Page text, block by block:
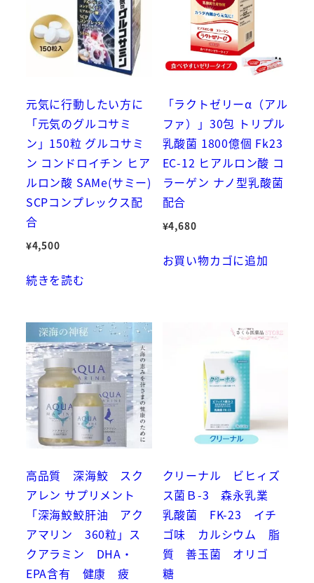
元気に行動したい方に
「元気のグルコサミ
ン」150粒 グルコサミ
ン コンドロイチン ヒア
ルロン酸 SAMe(サミー)
SCPコンプレックス配
合
¥4,500
続きを読む
「ラクトゼリーα（アル
ファ）」30包 トリプル
乳酸菌 1800億個 Fk23
EC-12 ヒアルロン酸 コ
ラーゲン ナノ型乳酸菌
配合
¥4,680
お買い物カゴに追加
高品質 深海鮫 スク
アレン サプリメント
「深海鮫鮫肝油 アク
アマリン 360粒」ス
クアラミン DHA・
EPA含有 健康 疲
クリーナル ビヒィズ
ス菌Ｂ-3 森永乳業
乳酸菌 FK-23 イチ
ゴ味 カルシウム 脂
質 善玉菌 オリゴ
糖